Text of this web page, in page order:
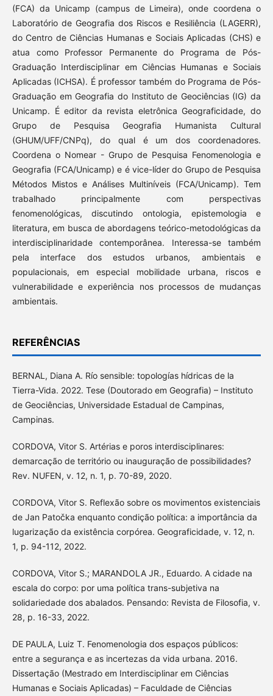
(FCA) da Unicamp (campus de Limeira), onde coordena o
Laboratório de Geografia dos Riscos e Resiliência (LAGERR),
do Centro de Ciências Humanas e Sociais Aplicadas (CHS) e
atua como Professor Permanente do Programa de Pós-
Graduação Interdisciplinar em Ciências Humanas e Sociais
Aplicadas (ICHSA). É professor também do Programa de Pós-
Graduação em Geografia do Instituto de Geociências (IG) da
Unicamp. É editor da revista eletrônica Geograficidade, do
Grupo de Pesquisa Geografia Humanista Cultural
(GHUM/UFF/CNPq), do qual é um dos coordenadores.
Coordena o Nomear - Grupo de Pesquisa Fenomenologia e
Geografia (FCA/Unicamp) e é vice-líder do Grupo de Pesquisa
Métodos Mistos e Análises Multiníveis (FCA/Unicamp). Tem
trabalhado principalmente com perspectivas
fenomenológicas, discutindo ontologia, epistemologia e
literatura, em busca de abordagens teórico-metodológicas da
interdisciplinaridade contemporânea. Interessa-se também
pela interface dos estudos urbanos, ambientais e
populacionais, em especial mobilidade urbana, riscos e
vulnerabilidade e experiência nos processos de mudanças
ambientais.
REFERÊNCIAS
BERNAL, Diana A. Río sensible: topologías hídricas de la
Tierra-Vida. 2022. Tese (Doutorado em Geografia) – Instituto
de Geociências, Universidade Estadual de Campinas,
Campinas.
CORDOVA, Vitor S. Artérias e poros interdisciplinares:
demarcação de território ou inauguração de possibilidades?
Rev. NUFEN, v. 12, n. 1, p. 70-89, 2020.
CORDOVA, Vitor S. Reflexão sobre os movimentos existenciais
de Jan Patočka enquanto condição política: a importância da
lugarização da existência corpórea. Geograficidade, v. 12, n.
1, p. 94-112, 2022.
CORDOVA, Vitor S.; MARANDOLA JR., Eduardo. A cidade na
escala do corpo: por uma política trans-subjetiva na
solidariedade dos abalados. Pensando: Revista de Filosofia, v.
28, p. 16-33, 2022.
DE PAULA, Luiz T. Fenomenologia dos espaços públicos:
entre a segurança e as incertezas da vida urbana. 2016.
Dissertação (Mestrado em Interdisciplinar em Ciências
Humanas e Sociais Aplicadas) – Faculdade de Ciências